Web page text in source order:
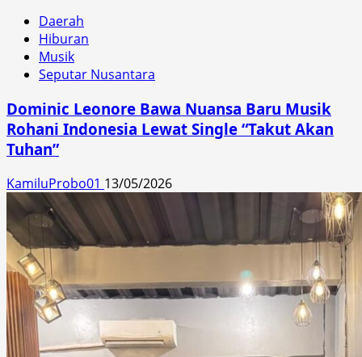
Daerah
Hiburan
Musik
Seputar Nusantara
Dominic Leonore Bawa Nuansa Baru Musik
Rohani Indonesia Lewat Single “Takut Akan
Tuhan”
KamiluProbo01 13/05/2026